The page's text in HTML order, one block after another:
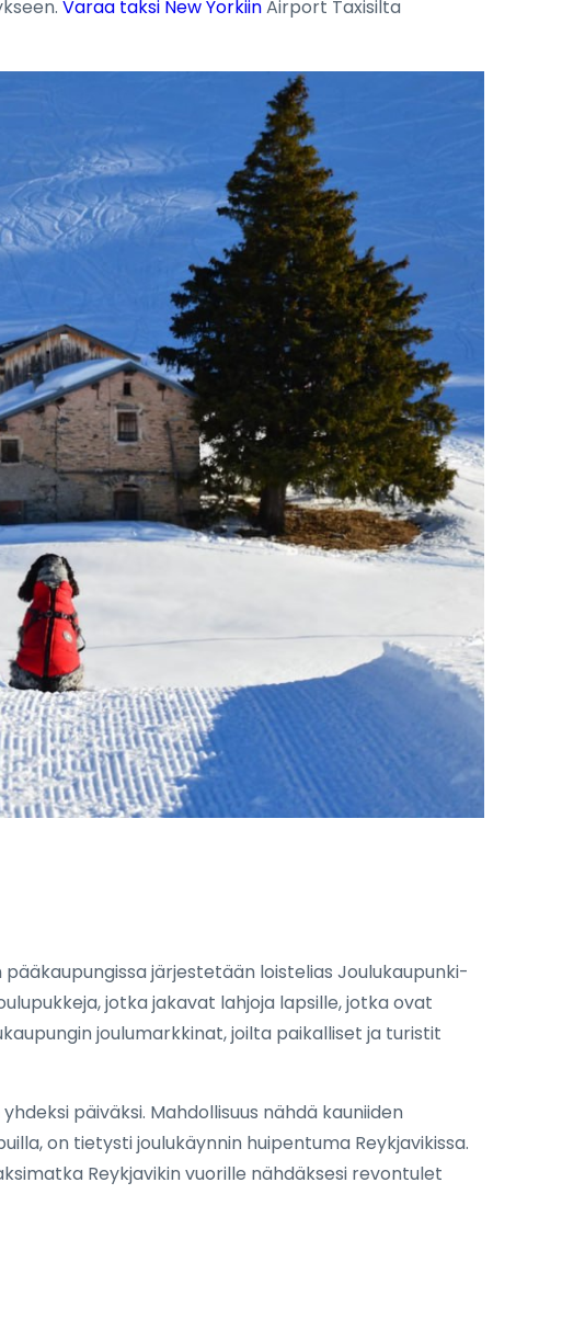
Varaa taksi New YorkiinAirport Taxisilta
järjestetään loistelias Joulukaupunki-
jotka jakavat lahjoja lapsille, jotka ovat
joulumarkkinat, joilta paikalliset ja turistit
päiväksi. Mahdollisuus nähdä kauniiden
on tietysti joulukäynnin huipentuma Reykjavikissa.
Reykjavikin vuorille nähdäksesi revontulet